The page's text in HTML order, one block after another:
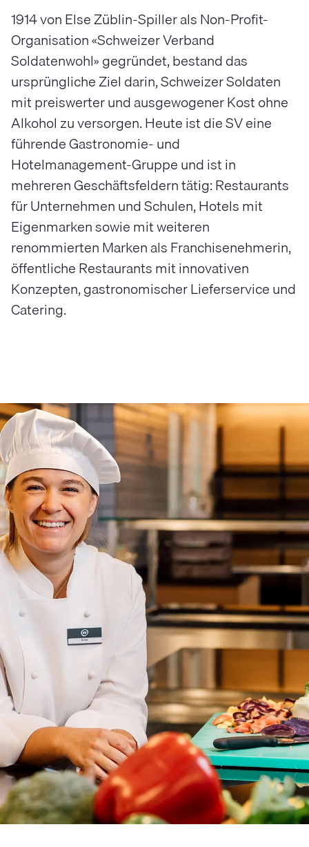
1914 von Else Züblin-Spiller als Non-Profit-
Organisation «Schweizer Verband
Soldatenwohl» gegründet, bestand das
ursprüngliche Ziel darin, Schweizer Soldaten
mit preiswerter und ausgewogener Kost ohne
Alkohol zu versorgen. Heute ist die SV eine
führende Gastronomie- und
Hotelmanagement-Gruppe und ist in
mehreren Geschäftsfeldern tätig: Restaurants
für Unternehmen und Schulen, Hotels mit
Eigenmarken sowie mit weiteren
renommierten Marken als Franchisenehmerin,
öffentliche Restaurants mit innovativen
Konzepten, gastronomischer Lieferservice und
Catering.